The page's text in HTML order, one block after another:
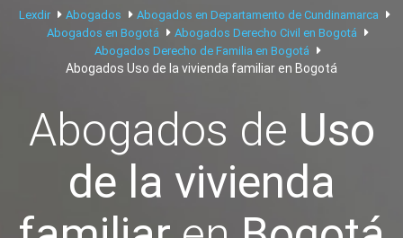
Lexdir Abogados
Abogados en Departamento de Cundinamarca
Abogados en Bogotá
Abogados Derecho Civil en Bogotá
Abogados Derecho de Familia en Bogotá
Abogados Uso de la vivienda familiar en Bogotá
Abogados de Uso
de la vivienda